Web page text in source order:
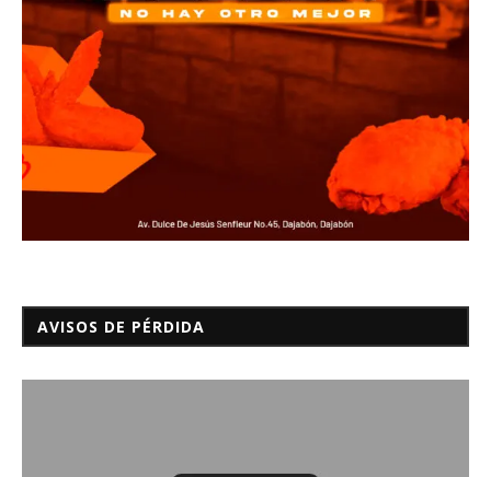
AVISOS DE PÉRDIDA